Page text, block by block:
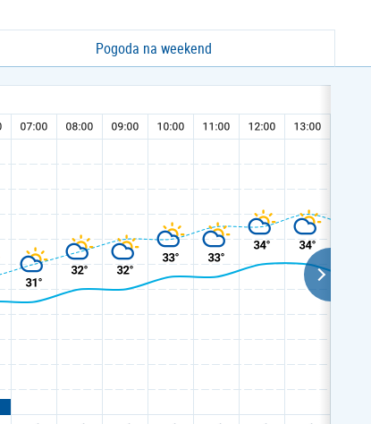
Pogoda na weekend